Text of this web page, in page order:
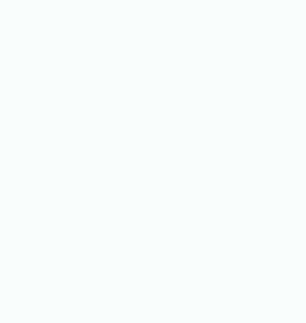
В завершающей части экскурсии